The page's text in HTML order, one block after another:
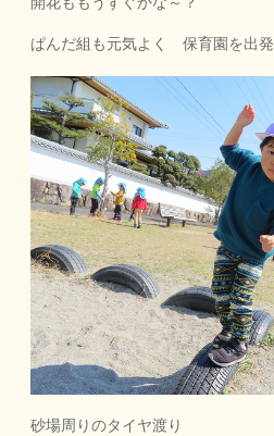
ぱんだ組も元気よく 保育園を出発
砂場周りのタイヤ渡り